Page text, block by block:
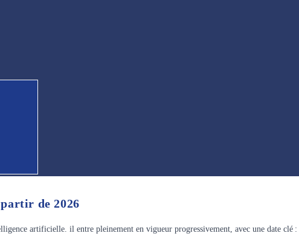
de 2026
artificielle. il entre pleinement en vigueur progressivement, avec une date clé :